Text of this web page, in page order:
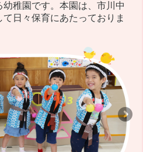
稚園です。本園は、市川中
日々保育にあたっておりま